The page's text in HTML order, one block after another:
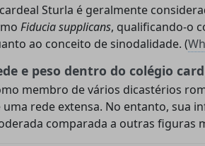
Sturla é geralmente
Fiducia supplicans, qualificando-o
ao conceito de sinodalidade. (
e peso dentro do colégio
membro de vários dicastérios
uma rede extensa. No entanto, sua
comparada a outras figuras